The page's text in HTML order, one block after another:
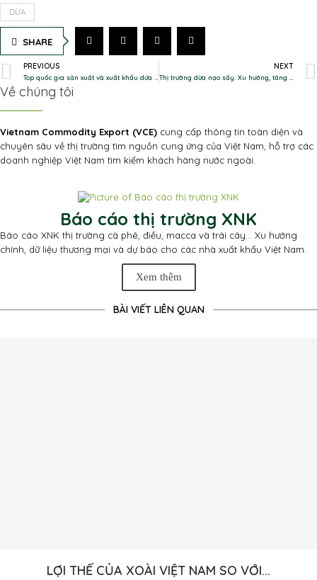
DỪA
SHARE
PREVIOUS NEXT
Về chúng tôi
Vietnam Commodity Export (VCE) cung cấp thông tin toàn diện và
chuyên sâu về thị trường tìm nguồn cung ứng của Việt Nam, hỗ trợ các
doanh nghiệp Việt Nam tìm kiếm khách hàng nước ngoài.
Báo cáo thị trường XNK
Báo cáo XNK thị trường cà phê, điều, macca và trái cây... Xu hướng
chính, dữ liệu thương mại và dự báo cho các nhà xuất khẩu Việt Nam.
Xem thêm
BÀI VIẾT LIÊN QUAN
LỢI THẾ CỦA XOÀI VIỆT NAM SO VỚI...